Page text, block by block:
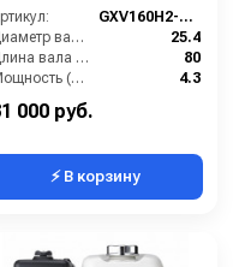
GXV160H2-N4N5
Диаметр вала (мм):
25.4
Длина вала (мм):
80
Мощность (л/с):
4.3
000 руб.
⚡ В корзину